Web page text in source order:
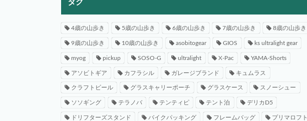
タグ
4歳の山歩き 5歳の山歩き 6歳の山歩き 7歳の山歩き 8歳の山歩き
9歳の山歩き 10歳の山歩き asobitogear GIOS ks ultralight gear
myog pickup SOSO-G ultralight X-Pac YAMA-Shorts
アソビトギア カフラシル ガレージブランド キュムラス
クラフトビール グラスキャリーポーチ グラスケース スノーシュー
ソソギング テラノバ テンティピ テント泊 デリカD5
ドリフターズスタンド バイクパッキング フレームバッグ プリマロフト